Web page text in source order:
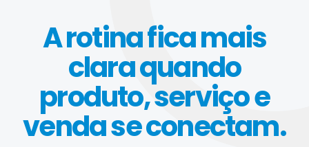
A rotina fica mais
clara quando
produto, serviço e
venda se conectam.